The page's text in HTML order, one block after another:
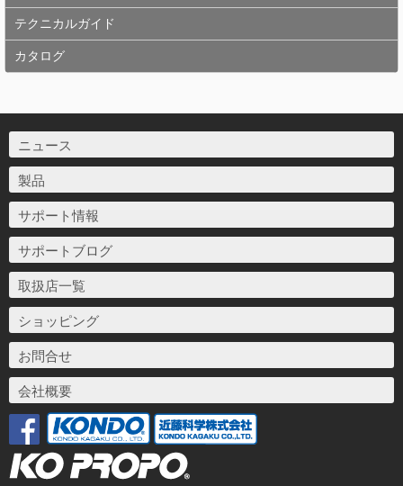
テクニカルガイド
カタログ
ニュース
製品
サポート情報
サポートブログ
取扱店一覧
ショッピング
お問合せ
会社概要